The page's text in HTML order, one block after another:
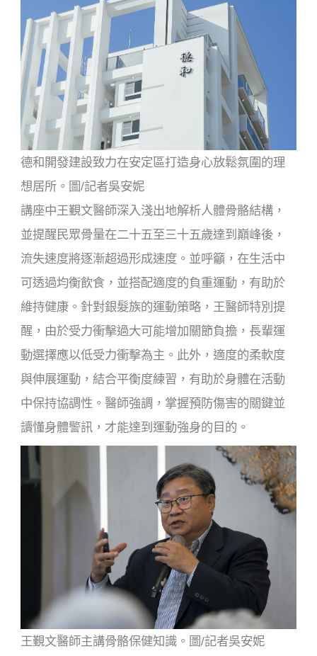
德和開發建設致力在安定區打造身心放鬆氛圍的理
想居所。圖/記者吳安妮
講座中王覲文醫師深入淺出地解析人體骨骼結構，
並提醒民眾骨量在二十五至三十五歲達到巔峰後，
流失速度將逐漸超過形成速度。並呼籲，在生活中
可透過均衡飲食，並搭配適度的負重運動，有助於
維持健康。針對銀髮族的運動策略，王醫師特別提
醒，由於受力衝擊過大可能增加關節負擔，長輩運
動選擇應以低受力衝擊為主。此外，適度的柔軟度
與伸展運動，結合平衡度練習，有助於身體在活動
中保持協調性。醫師強調，掌握預防傷害的關鍵並
讀懂身體警訊，才能達到運動強身的目的。
王覲文醫師主講骨骼保健知識。圖/記者吳安妮